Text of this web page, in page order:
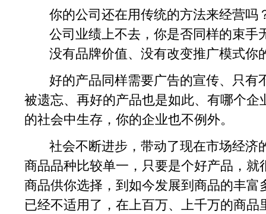
你的公司还在用传统的方法来经营吗
公司业绩上不去，你是否同样的束手
没有品牌价值、没有改变推广模式你
好的产品同样需要广告的宣传、只有
被遗忘、再好的产品也是如此、有哪个
的社会中生存，你的企业也不例外。
社会不断进步，带动了现在市场经济
商品品种比较单一，只要是个好产品，
商品供你选择，到如今发展到商品的丰
已经不适用了，在上百万、上千万的商